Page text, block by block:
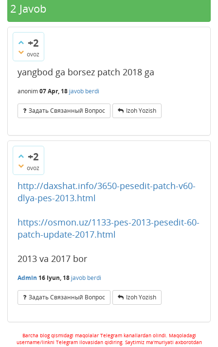
2 Javob
+2
ovoz
yangbod ga borsez patch 2018 ga
anonim07 Apr, 18 javob berdi
Задать Связанный Вопрос Izoh Yozish
+2
ovoz
http://daxshat.info/3650-pesedit-patch-v60-
dlya-pes-2013.html
https://osmon.uz/1133-pes-2013-pesedit-60-
patch-update-2017.html
2013 va 2017 bor
Admin 16 Iyun, 18 javob berdi
Задать Связанный Вопрос Izoh Yozish
Barcha blog qismidagi maqolalar Telegram kanallardan olindi. Maqoladagi
username/linkni Telegram ilovasidan qidiring. Saytimiz ma'muriyati axborotdan